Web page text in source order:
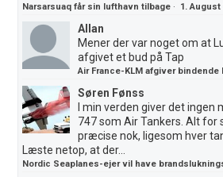
Narsarsuaq får sin lufthavn tilbage · 1. August
Allan
Mener der var noget om at
afgivet et bud på Tap
Air France-KLM afgiver bindende
Søren Fønss
I min verden giver det ingen
747 som Air Tankers. Alt for
præcise nok, ligesom hver
Læste netop, at der...
Nordic Seaplanes-ejer vil have